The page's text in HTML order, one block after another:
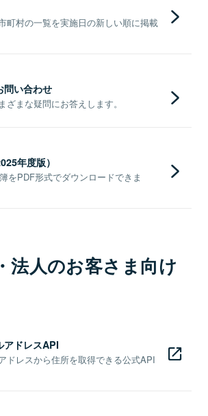
町村の一覧を実施日の新しい順に掲載
問い合わせ
ざまな疑問にお答えします。
年度版）
をPDF形式でダウンロードできま
法人のお客さま向け
アドレスAPI
ドレスから住所を取得できる公式API